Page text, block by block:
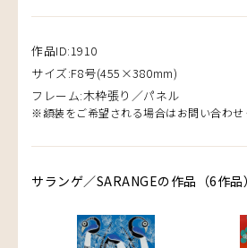
作品ID:1910
サイズ:F8号(455×380mm)
フレーム:木枠張り／パネル
※額装をご希望される場合はお問い合わせ
サランゲ／SARANGEの作品（6作品）